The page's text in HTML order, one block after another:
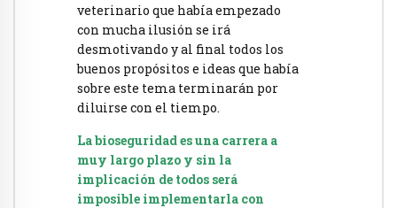
veterinario que había empezado
con mucha ilusión se irá
desmotivando y al final todos los
buenos propósitos e ideas que había
sobre este tema terminarán por
diluirse con el tiempo.
La bioseguridad es una carrera a
muy largo plazo y sin la
implicación de todos será
imposible implementarla con